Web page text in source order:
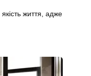
якість життя, адже